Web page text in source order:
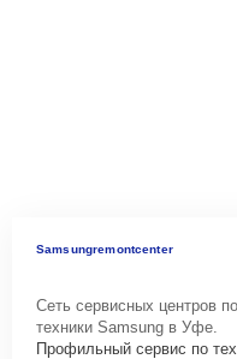
Samsungremontcenter
Сеть сервисных центров
техники Samsung в Уфе.
Профильный сервис по